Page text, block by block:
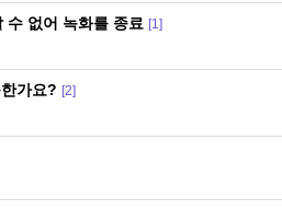
수 없어 녹화를 종료 [1]
가요? [2]